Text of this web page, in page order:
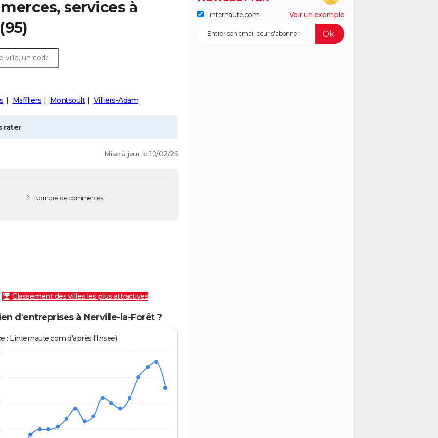
services à
Maffliers Montsoult Villiers-Adam
rater
Mise à jour le 10/02/26
Nombre de commerces
Classement des villes les plus attractives
d'entreprises à Nerville-la-Forêt ?
: Linternaute.com d'après l'Insee)
Linternaute.com Voir un exemple